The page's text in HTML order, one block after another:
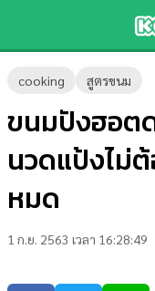
cooking สูตรขนม
ขนมปังฮอต
นวดแป้งไม่
หมด
1 ก.ย. 2563 เวลา 16:28:49
ข่าว-
ความ
รู้
บันเทิง
ตรวจ